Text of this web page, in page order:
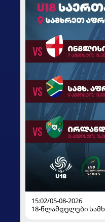
15:02/05-08-2026
18-წლამდელები